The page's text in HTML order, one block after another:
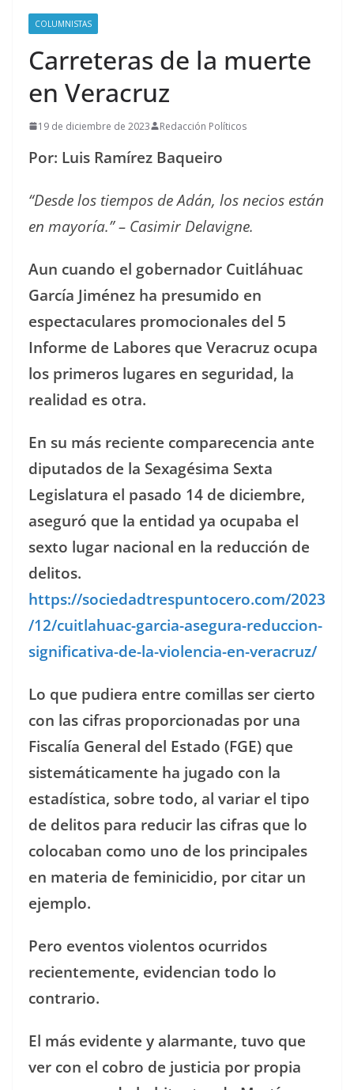
COLUMNISTAS
Carreteras de la muerte
en Veracruz
19 de diciembre de 2023 Redacción Políticos
Por: Luis Ramírez Baqueiro
“Desde los tiempos de Adán, los necios están
en mayoría.” – Casimir Delavigne.
Aun cuando el gobernador Cuitláhuac
García Jiménez ha presumido en
espectaculares promocionales del 5
Informe de Labores que Veracruz ocupa
los primeros lugares en seguridad, la
realidad es otra.
En su más reciente comparecencia ante
diputados de la Sexagésima Sexta
Legislatura el pasado 14 de diciembre,
aseguró que la entidad ya ocupaba el
sexto lugar nacional en la reducción de
delitos.
https://sociedadtrespuntocero.com/2023
/12/cuitlahuac-garcia-asegura-reduccion-
significativa-de-la-violencia-en-veracruz/
Lo que pudiera entre comillas ser cierto
con las cifras proporcionadas por una
Fiscalía General del Estado (FGE) que
sistemáticamente ha jugado con la
estadística, sobre todo, al variar el tipo
de delitos para reducir las cifras que lo
colocaban como uno de los principales
en materia de feminicidio, por citar un
ejemplo.
Pero eventos violentos ocurridos
recientemente, evidencian todo lo
contrario.
El más evidente y alarmante, tuvo que
ver con el cobro de justicia por propia